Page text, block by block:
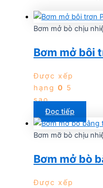
Bơm mở bò chịu
Bơm mở bôi
Được xếp
hạng 0 5
sao
Đọc tiếp
Bơm mỡ bò chịu
Bơm mở bò
Được xếp